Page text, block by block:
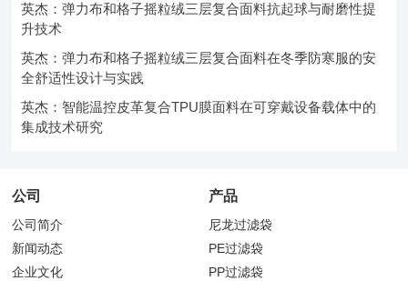
英杰：弹力布和格子摇粒绒三层复合面料抗起球与耐磨性提
升技术
英杰：弹力布和格子摇粒绒三层复合面料在冬季防寒服的安
全舒适性设计与实践
英杰：智能温控皮革复合TPU膜面料在可穿戴设备载体中的
集成技术研究
公司
公司简介
新闻动态
企业文化
产品
尼龙过滤袋
PE过滤袋
PP过滤袋